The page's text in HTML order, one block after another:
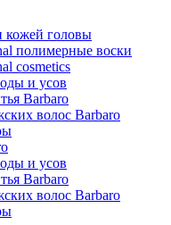
кожей головы
полимерные воски
cosmetics
и усов
Barbaro
волос Barbaro
и усов
Barbaro
волос Barbaro